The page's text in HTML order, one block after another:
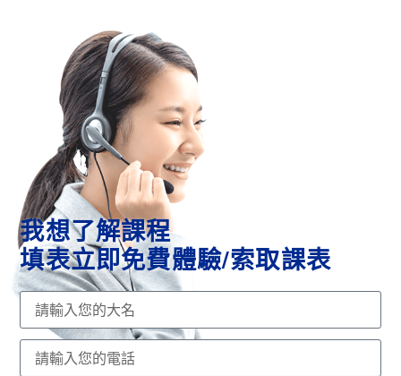
我想了解課程
填表立即免費體驗/索取課表